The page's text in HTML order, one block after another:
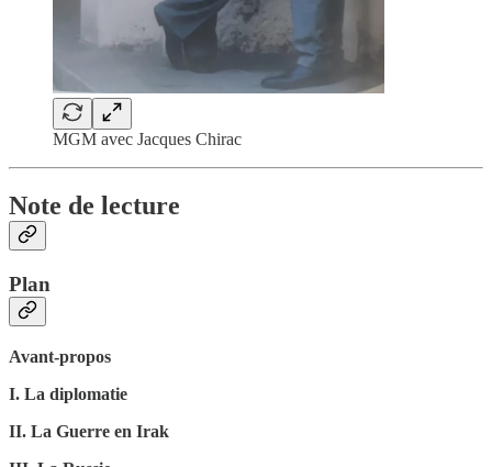
MGM avec Jacques Chirac
Note de lecture
Plan
Avant-propos
I. La diplomatie
II. La Guerre en Irak